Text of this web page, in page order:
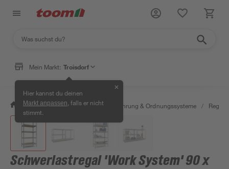
Mein Markt: Troisdorf
Hier kannst du deinen
Markt anpassen , falls er nicht
stimmt.
✕
/ Wohnen & Haushalt / Aufbewahrung & Ordnungssysteme / Regale
Schwerlastregal 'Work System' 90 x